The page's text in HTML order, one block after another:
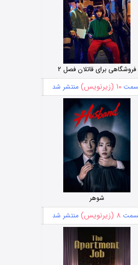
فروشگاهی برای قاتلان فصل ۲
۱۰ (زیرنویس) منتشر شد
شوهر
۸ (زیرنویس) منتشر شد